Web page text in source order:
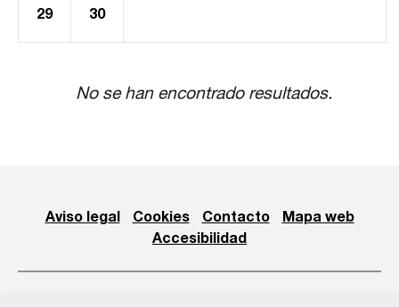
29 30
No se han encontrado resultados.
Aviso legal Cookies Contacto
Mapa web
Accesibilidad